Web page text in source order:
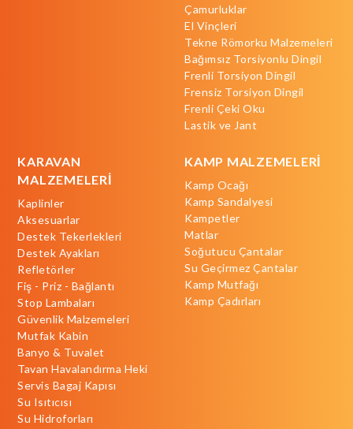
Çamurluklar
El Vinçleri
Tekne Römorku Malzemeleri
Bağımsız Torsiyonlu Dingil
Frenli Torsiyon Dingil
Frensiz Torsiyon Dingil
Frenli Çeki Oku
Lastik ve Jant
KARAVAN
MALZEMELERİ
Kaplinler
Aksesuarlar
Destek Tekerlekleri
Destek Ayakları
Refletörler
Fiş - Priz - Bağlantı
Stop Lambaları
Güvenlik Malzemeleri
Mutfak Kabin
Banyo & Tuvalet
Tavan Havalandırma Heki
Servis Bagaj Kapısı
Su Isıtıcısı
Su Hidroforları
KAMP MALZEMELERİ
Kamp Ocağı
Kamp Sandalyesi
Kampetler
Matlar
Soğutucu Çantalar
Su Geçirmez Çantalar
Kamp Mutfağı
Kamp Çadırları